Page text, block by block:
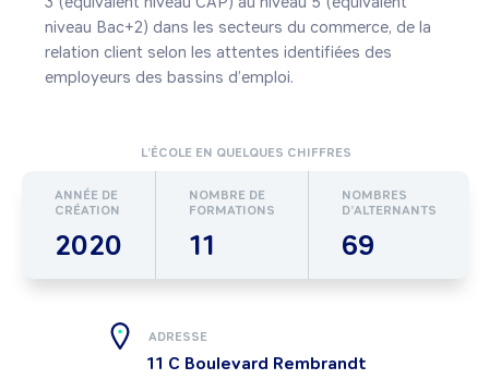
niveau Bac+2) dans les secteurs du commerce, de la
relation client selon les attentes identifiées des
employeurs des bassins d’emploi.
L’ÉCOLE EN QUELQUES CHIFFRES
ANNÉE DE
CRÉATION
2020
NOMBRE DE
FORMATIONS
11
NOMBRES
D’ALTERNANTS
69
ADRESSE
11 C Boulevard Rembrandt